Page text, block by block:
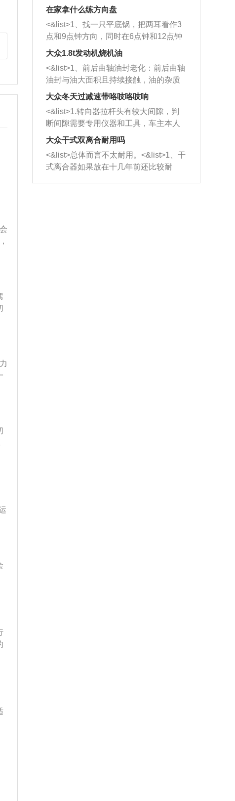
者是细棍，直接将杂物给取出来，如果
堵塞情况比较严重，也可以采取应急措
施。 <&list>2、直接利用木棍将所有的
杂物推到排气管里面的位置处，然后将
三元催化器拆解开，就可以将堵塞的东
西取出来。但如果是因为积碳过多引起
的堵塞，就需要将三元催化器泡在草酸
洗剂对堵塞的情况得到解决，将清洗剂
放在燃油箱中，与燃油混合后，车辆启
动时，就可以和汽油一起进入到燃烧
室，最后形成废气排出，就可以让三元
催化器得到清洗，排气管堵塞的情况就
能够得到解决。
在家拿什么练方向盘
<&list>1、找一只平底锅，把两耳看作3
点和9点钟方向，同时在6点钟和12点钟
方向做一个标记。 <&list>2、双手握住
一圈半的练习，往右同样也要打相同的
圈数。 <&list>3、最后强调要反复练
习，这样就可以形成肌肉记忆，在真实
驾驶车辆时，不需要记忆也能打好方
向。
大众1.8t发动机烧机油
<&list>1、前后曲轴油封老化：前后曲轴
油封与油大面积且持续接触，油的杂质
和发动机内持续温度变化使其密封效果
逐渐减弱，导致渗油或漏油。<&list>2、
活塞间隙过大：积碳会使活塞环与缸体
的间隙扩大，导致机油流入燃烧室中，
造成烧机油。<&list>3、机油粘度。使用
机油粘度过小的话，同样会有烧机油现
象，机油粘度过小具有很好的流动性，
大众冬天过减速带咯吱咯吱响
<&list>1.转向器拉杆头有较大间隙，判
断间隙需要专用仪器和工具，车主本人
无法制作，需要将车辆送到修理厂或4s
店；<&list>2.车辆半轴套管防尘罩破
裂，破裂后会出现漏油现象，使半轴磨
损严重，磨损的半轴容易损坏，产生异
响；<&list>3.稳定器的转向胶套和球头
大众干式双离合耐用吗
<&list>总体而言不太耐用。<&list>1、干
式离合器如果放在十几年前还比较耐